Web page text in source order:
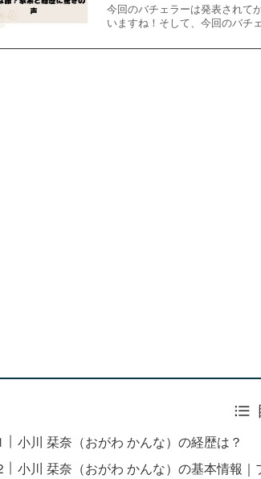
今回のバチェラーは発表されて
いますね！そして、今回のバチ
小川 栞奈（おがわ かんな）の経歴は？
小川 栞奈（おがわ かんな）の基本情報｜